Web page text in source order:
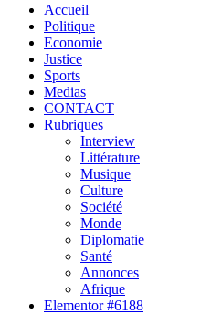
Accueil
Politique
Economie
Justice
Sports
Medias
CONTACT
Rubriques
Interview
Littérature
Musique
Culture
Société
Monde
Diplomatie
Santé
Annonces
Afrique
Elementor #6188